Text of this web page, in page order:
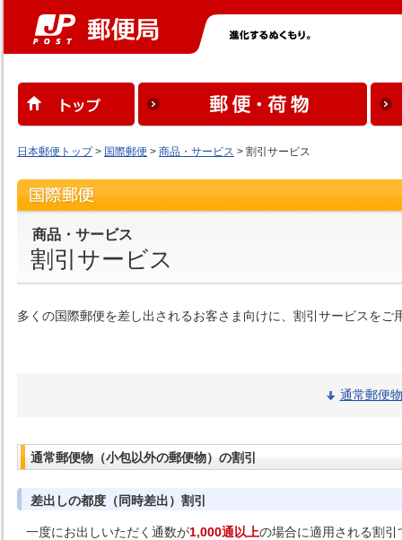
日本郵便トップ> 国際郵便 > 商品・サービス > 割引サービス
商品・サービス
割引サービス
多くの国際郵便を差し出されるお客さま向けに、割引サービスをご
通常郵便
通常郵便物（小包以外の郵便物）の割引
差出しの都度（同時差出）割引
一度にお出しいただく通数が1,000通以上の場合に適用される割引